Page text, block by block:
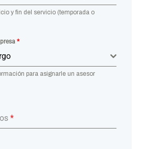
y fin del servicio (temporada o
*
para asignarle un asesor
*